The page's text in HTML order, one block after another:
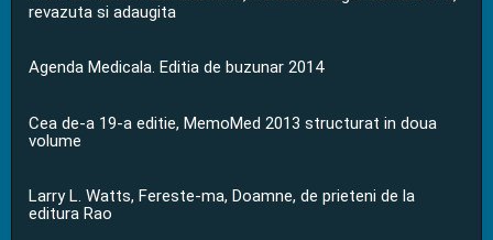
revazuta si adaugita
Agenda Medicala. Editia de buzunar 2014
Cea de-a 19-a editie, MemoMed 2013 structurat in doua
volume
Larry L. Watts, Fereste-ma, Doamne, de prieteni de la
editura Rao